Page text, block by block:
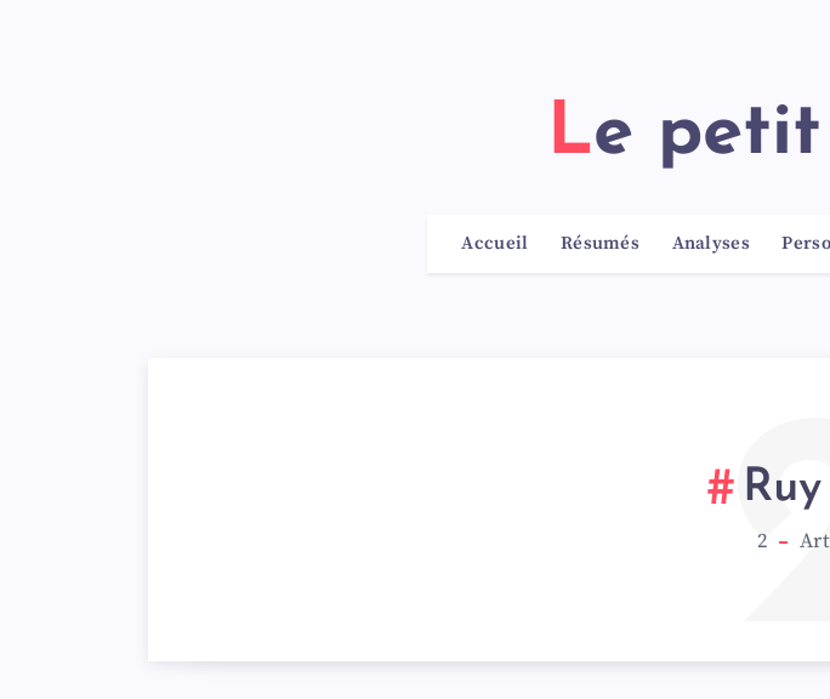
Le
Accueil Résumés Analyses
2